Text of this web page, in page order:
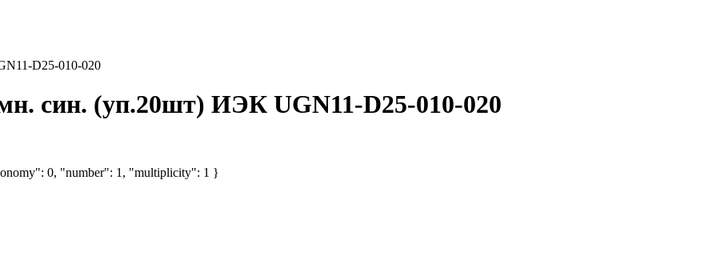
D25-010-020
син. (уп.20шт) ИЭК UGN11-D25-010-020
0, "number": 1, "multiplicity": 1 }